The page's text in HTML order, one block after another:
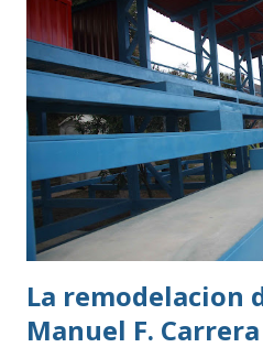
La remodelacion
Manuel F.